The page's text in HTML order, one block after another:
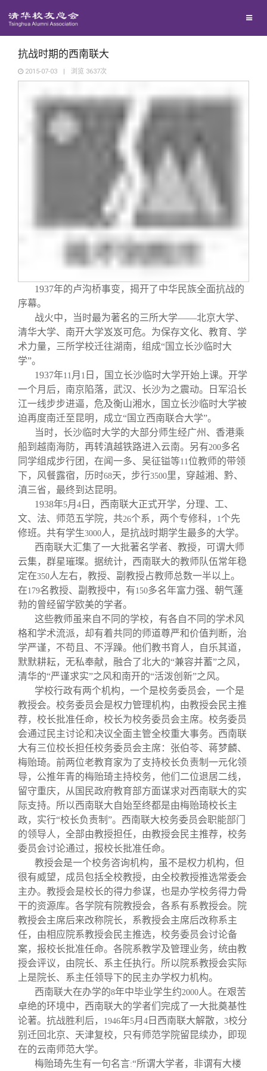
西南联大校友会
义工计划
新媒体平台
青春风采
校友讲坛
校友视界
校友服务
信息化服务
实用信息
校友总会
总会简介
总会章程
理事会名单
制度法规
联系我们
关闭
抗战时期的西南联大
2015-07-03 | 浏览 3637次
1937年的卢沟桥事变，揭开了中华民族全面抗战的
序幕。
战火中，当时最为著名的三所大学——北京大学、
清华大学、南开大学岌岌可危。为保存文化、教育、学
术力量，三所学校迁往湖南，组成“国立长沙临时大
学”。
1937年11 月 1 日，国立长沙临时大学开始上课。开学
一个月后，南京陷落，武汉、长沙为之震动。日军沿长
江一线步步进逼，危及衡山湘水，国立长沙临时大学被
迫再度南迁至昆明，成立“国立西南联合大学”。
当时，长沙临时大学的大部分师生经广州、香港乘
船到越南海防，再转滇越铁路进入云南。另有200多名
同学组成步行团，在闻一多、吴征镒等11位教师的带领
下，风餐露宿，历时68天，步行3500里，穿越湘、黔、
滇三省，最终到达昆明。
1938年5月 4 日，西南联大正式开学，分理、工、
文、法、师范五学院，共26个系，两个专修科， 1个先
修班。共有学生3000人，是抗战时期学生最多的大学。
西南联大汇集了一大批著名学者、教授，可谓大师
云集，群星璀璨。据统计，西南联大的教师队伍常年稳
定在350人左右，教授、副教授占教师总数一半以上。
在179名教授、副教授中，有150多名年富力强、朝气蓬
勃的曾经留学欧美的学者。
这些教师虽来自不同的学校，有各自不同的学术风
格和学术流派，却有着共同的师道尊严和价值判断，治
学严谨，不苟且、不浮躁。他们教书育人，自乐其道，
默默耕耘，无私奉献，融合了北大的“兼容并蓄”之风，
清华的“严谨求实”之风和南开的“活泼创新”之风。
学校行政有两个机构，一个是校务委员会，一个是
教授会。校务委员会是权力管理机构，由教授会民主推
荐，校长批准任命，校长为校务委员会主席。校务委员
会通过民主讨论和决议全面主管全校重大事务。西南联
大有三位校长担任校务委员会主席：张伯苓、蒋梦麟、
梅贻琦。前两位老教育家为了支持校长负责制一元化领
导，公推年青的梅贻琦主持校务，他们二位退居二线，
留守重庆，从国民政府教育部方面谋求对西南联大的实
际支持。所以西南联大自始至终都是由梅贻琦校长主
政，实行“校长负责制”。西南联大校务委员会职能部门
的领导人，全部由教授担任，由教授会民主推荐，校务
委员会讨论通过，报校长批准任命。
教授会是一个校务咨询机构，虽不是权力机构，但
很有威望，成员包括全校教授，由全校教授推选常委会
主办。教授会是校长的得力参谋，也是办学校务得力骨
干的资源库。各学院有院教授会，各系有系教授会。院
教授会主席后来改称院长，系教授会主席后改称系主
任，由相应院系教授会民主推选，校务委员会讨论备
案，报校长批准任命。各院系教学及管理业务，统由教
授会评议，由院长、系主任执行。所以院系教授会实际
上是院长、系主任领导下的民主办学权力机构。
西南联大在办学的8年中毕业学生约2000人。在艰苦
卓绝的环境中，西南联大的学者们完成了一大批奠基性
论著。抗战胜利后，
1946年5月 4 日西南联大解散， 3校分
别迁回北京、天津复校，只有师范学院留昆续办，即现
在的云南师范大学。
梅贻琦先生有一句名言:“所谓大学者，非谓有大楼